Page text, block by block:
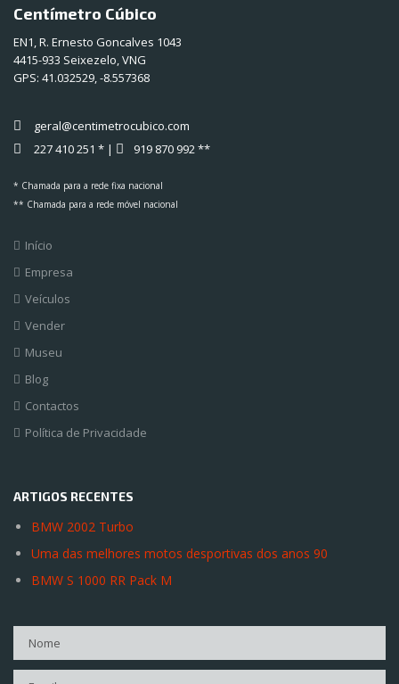
Centímetro Cúbico
EN1, R. Ernesto Goncalves 1043
4415-933 Seixezelo, VNG
GPS: 41.032529, -8.557368
geral@centimetrocubico.com
227 410 251 * |
919 870 992 **
* Chamada para a rede fixa nacional
** Chamada para a rede móvel nacional
Início
Empresa
Veículos
Vender
Museu
Blog
Contactos
Política de Privacidade
ARTIGOS RECENTES
BMW 2002 Turbo
Uma das melhores motos desportivas dos anos 90
BMW S 1000 RR Pack M